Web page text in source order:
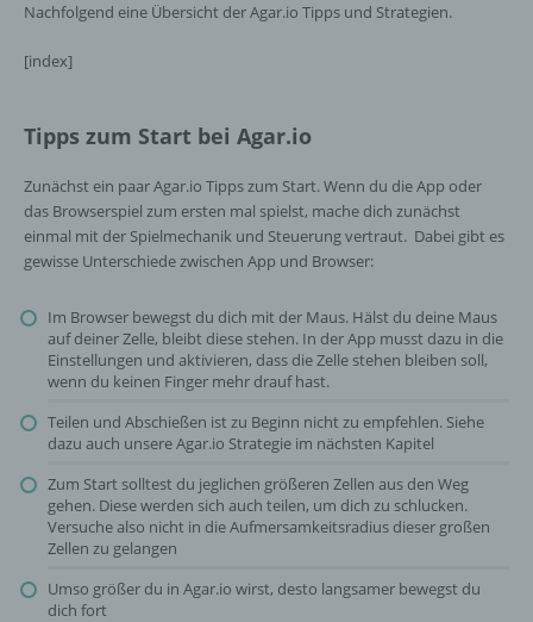
Nachfolgend eine Übersicht der Agar.io Tipps und Strategien.
[index]
Tipps zum Start bei Agar.io
Zunächst ein paar Agar.io Tipps zum Start. Wenn du die App oder
das Browserspiel zum ersten mal spielst, mache dich zunächst
einmal mit der Spielmechanik und Steuerung vertraut. Dabei gibt es
gewisse Unterschiede zwischen App und Browser:
Im Browser bewegst du dich mit der Maus. Hälst du deine Maus
auf deiner Zelle, bleibt diese stehen. In der App musst dazu in die
Einstellungen und aktivieren, dass die Zelle stehen bleiben soll,
wenn du keinen Finger mehr drauf hast.
Teilen und Abschießen ist zu Beginn nicht zu empfehlen. Siehe
dazu auch unsere Agar.io Strategie im nächsten Kapitel
Zum Start solltest du jeglichen größeren Zellen aus den Weg
gehen. Diese werden sich auch teilen, um dich zu schlucken.
Versuche also nicht in die Aufmersamkeitsradius dieser großen
Zellen zu gelangen
Umso größer du in Agar.io wirst, desto langsamer bewegst du
dich fort